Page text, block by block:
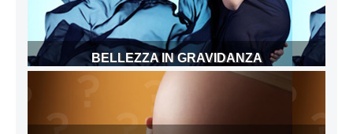
BELLEZZA IN GRAVIDANZA